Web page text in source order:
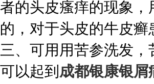
者的头皮瘙痒的现象
的，对于头皮的牛皮
三、可用用苦参洗发
可以起到 成都银康银屑